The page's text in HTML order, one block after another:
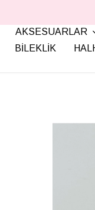
AKSESUARLAR
BİLEKLİK